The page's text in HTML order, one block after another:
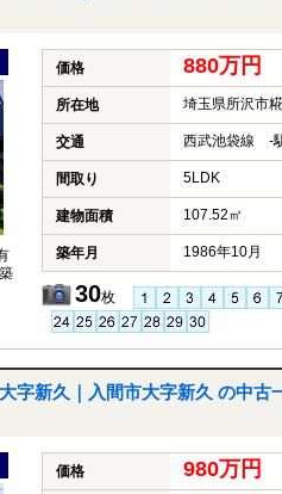
価格 880万円
所在地 埼玉県所沢市
交通 西武池袋線 -
間取り 5LDK
建物面積 107.52㎡
築年月 1986年10月
30枚
字新久｜入間市大字新久 の中古
価格 980万円